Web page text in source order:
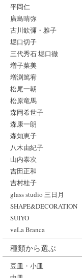
平岡仁
廣島晴弥
古川欽彌・雅子
堀口切子
三代秀石 堀口徹
増子菜美
増渕篤宥
松尾一朝
松原竜馬
森岡希世子
森康一朗
森知恵子
八木由紀子
山内泰次
吉田正和
吉村桂子
glass studio 三日月
SHAPE&DECORATION
SUIYO
veLa Branca
種類から選ぶ
豆皿・小皿